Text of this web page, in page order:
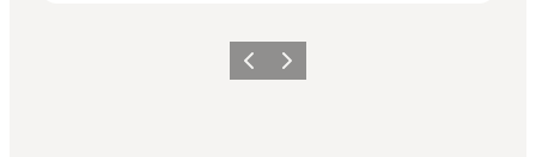
ZurückWeiter